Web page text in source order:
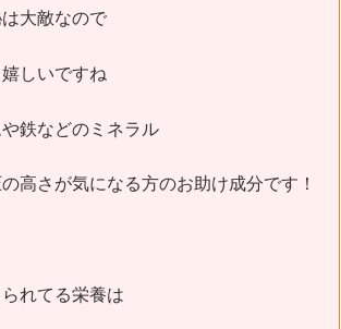
大敵なので
しいですね
鉄などのミネラル
高さが気になる方のお助け成分です！
れてる栄養は